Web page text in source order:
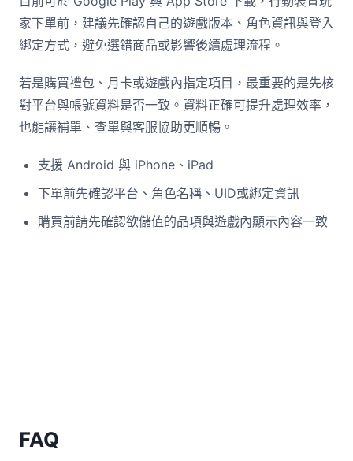
家下單前，建議先確認自己的遊戲版本、角色資訊與登入
綁定方式，避免選錯商品或影響後續處理流程。
若是購買禮包、月卡或遊戲內指定項目，最重要的是先核
對平台與帳號資料是否一致。資料正確可提升處理效率，
也能讓補單、查單與客服協助更順暢。
支援 Android 與 iPhone、iPad
下單前先確認平台、角色名稱、UID或綁定資訊
購買前請先確認欲儲值的品項與遊戲內顯示內容一致
FAQ